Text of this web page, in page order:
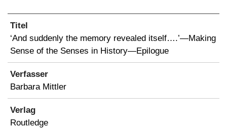
Titel
‘And suddenly the memory revealed itself….’—Making
Sense of the Senses in History—Epilogue
Verfasser
Barbara Mittler
Verlag
Routledge